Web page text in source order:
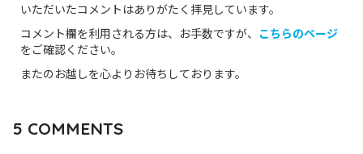
いただいたコメントはありがたく拝見しています。
コメント欄を利用される方は、お手数ですが、 こちらのページ
をご確認ください。
またのお越しを心よりお待ちしております。
5 COMMENTS